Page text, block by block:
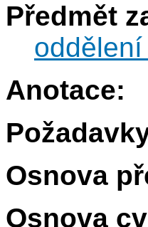
Předmět
Anotace:
Osnova
Osnova